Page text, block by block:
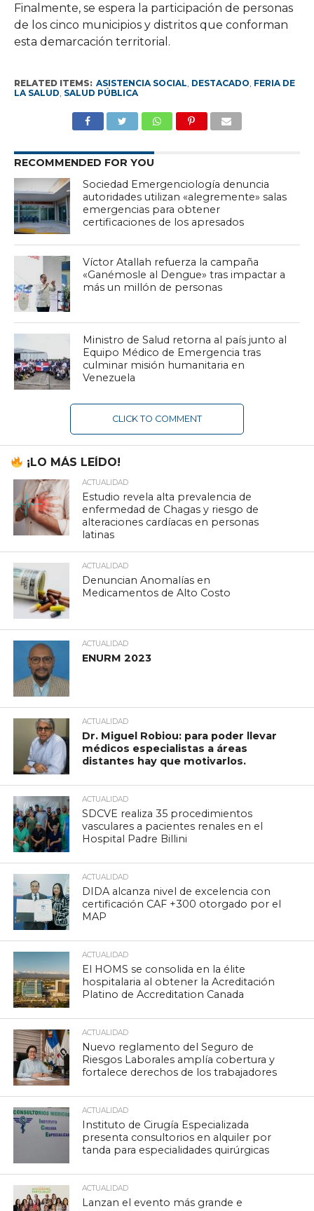
Finalmente, se espera la participación de personas
de los cinco municipios y distritos que conforman
esta demarcación territorial.
RELATED ITEMS: ASISTENCIA SOCIAL, DESTACADO, FERIA DE
LA SALUD, SALUD PÚBLICA
RECOMMENDED FOR YOU
Sociedad Emergenciología denuncia
autoridades utilizan «alegremente» salas
emergencias para obtener
certificaciones de los apresados
Víctor Atallah refuerza la campaña
«Ganémosle al Dengue» tras impactar a
más un millón de personas
Ministro de Salud retorna al país junto al
Equipo Médico de Emergencia tras
culminar misión humanitaria en
Venezuela
CLICK TO COMMENT
¡LO MÁS LEÍDO!
ACTUALIDAD
Estudio revela alta prevalencia de
enfermedad de Chagas y riesgo de
alteraciones cardíacas en personas
latinas
ACTUALIDAD
Denuncian Anomalías en
Medicamentos de Alto Costo
ACTUALIDAD
ENURM 2023
ACTUALIDAD
Dr. Miguel Robiou: para poder llevar
médicos especialistas a áreas
distantes hay que motivarlos.
ACTUALIDAD
SDCVE realiza 35 procedimientos
vasculares a pacientes renales en el
Hospital Padre Billini
ACTUALIDAD
DIDA alcanza nivel de excelencia con
certificación CAF +300 otorgado por el
MAP
ACTUALIDAD
El HOMS se consolida en la élite
hospitalaria al obtener la Acreditación
Platino de Accreditation Canada
ACTUALIDAD
Nuevo reglamento del Seguro de
Riesgos Laborales amplía cobertura y
fortalece derechos de los trabajadores
ACTUALIDAD
Instituto de Cirugía Especializada
presenta consultorios en alquiler por
tanda para especialidades quirúrgicas
ACTUALIDAD
Lanzan el evento más grande e